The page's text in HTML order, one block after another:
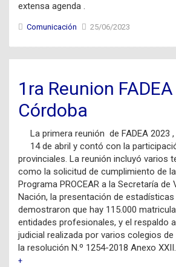
extensa agenda .
Comunicación 25/06/2023
1ra Reunion
Córdoba
La primera reunión de FADEA 2023
14 de abril y contó con la
provinciales. La reunión incluyó varios
como la solicitud de cumplimiento de
Programa PROCEAR a la Secretaría de
Nación, la presentación de
demostraron que hay 115.000
entidades profesionales, y el respaldo
judicial realizada por varios colegios
la resolución N.º 1254-2018 Anexo
+